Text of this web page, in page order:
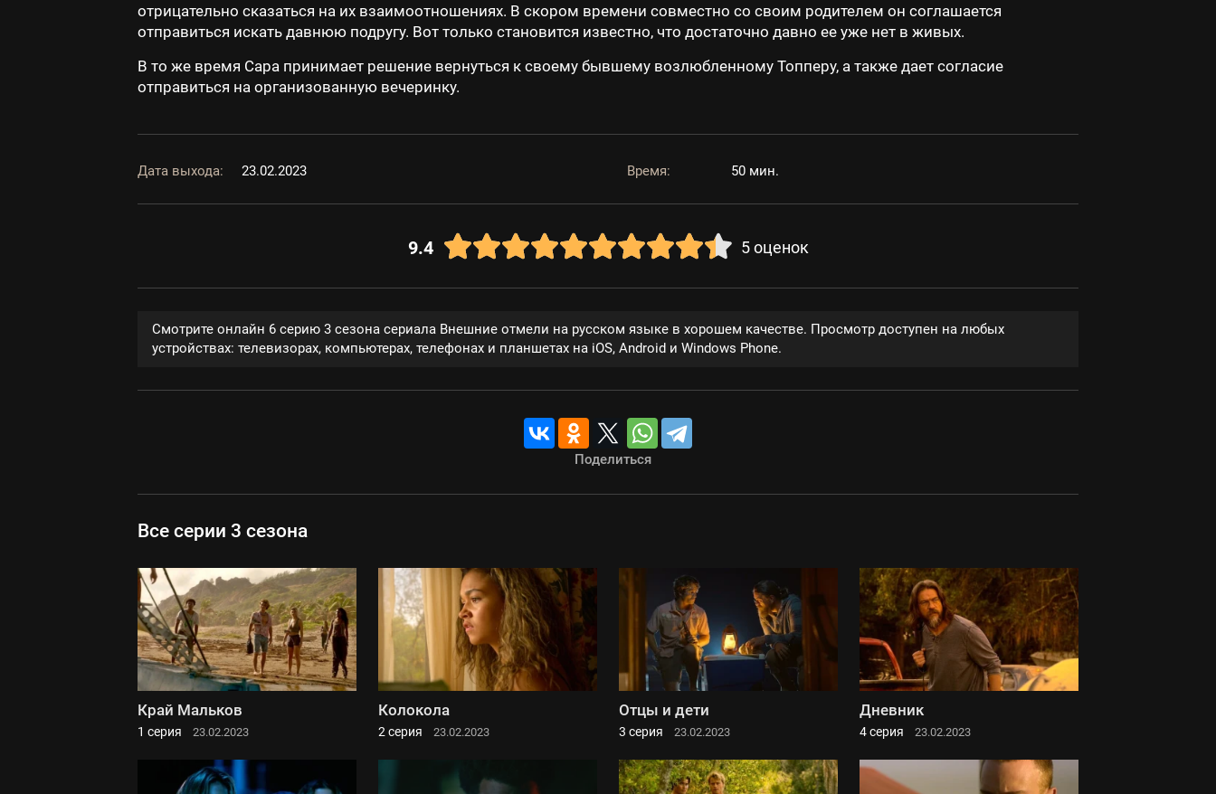
отрицательно сказаться на их взаимоотношениях. В скором времени совместно со своим родителем он соглашается
отправиться искать давнюю подругу. Вот только становится известно, что достаточно давно ее уже нет в живых.
В то же время Сара принимает решение вернуться к своему бывшему возлюбленному Топперу, а также дает согласие
отправиться на организованную вечеринку.
Дата выхода: 23.02.2023 Время: 50 мин.
9.4 5 оценок
Смотрите онлайн 6 серию 3 сезона сериала Внешние отмели на русском языке в хорошем качестве. Просмотр доступен на любых
устройствах: телевизорах, компьютерах, телефонах и планшетах на iOS, Android и Windows Phone.
Поделиться
Все серии 3 сезона
Край Мальков
1 серия 23.02.2023
Колокола
2 серия 23.02.2023
Отцы и дети
3 серия 23.02.2023
Дневник
4 серия 23.02.2023